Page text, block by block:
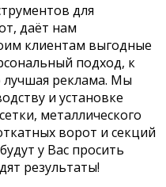
для
даёт нам
клиентам выгодные
подход, к
лучшая реклама. Мы
и установке
металлического
ворот и секций
у Вас просить
результаты!